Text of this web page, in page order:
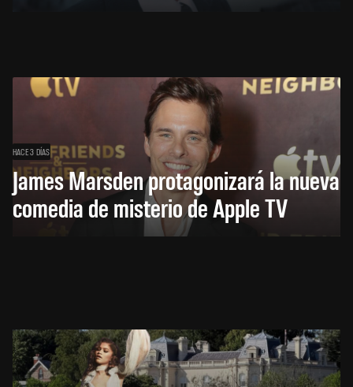
HACE 3 DÍAS
James Marsden protagonizará la nueva
comedia de misterio de Apple TV